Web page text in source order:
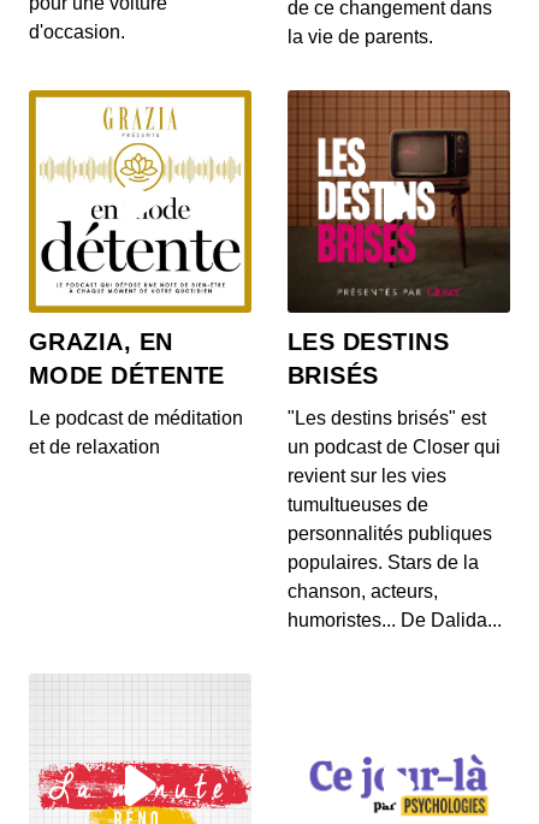
Le liquide vaisselle est-il nocif ?
Le vinaigre blanc pollue-t-il l’air
intérieur ?
ménagers. Ce produit naturel est même devenu
une alter...
Les produits ménagers faits maison :
gages d’un environnement sain ?
Nous sommes de plus en plus nombreux à utiliser
des produits ménager faits maison. Mais sont-ils...
Chaleur, canicule : comment rafraîchir
son logement sans polluer son intérieur
00:08:42 - IL Y A 4 ANS
00:08:16 - IL Y A 5 ANS
d'occasion.
de ce changement dans
la vie de parents.
GRAZIA, EN
MODE DÉTENTE
Le podcast de méditation
et de relaxation
LES DESTINS
BRISÉS
"Les destins brisés" est
un podcast de Closer qui
revient sur les vies
tumultueuses de
personnalités publiques
populaires. Stars de la
chanson, acteurs,
humoristes... De Dalida...